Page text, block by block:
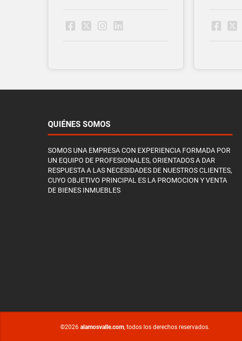
QUIÉNES SOMOS
SOMOS UNA EMPRESA CON EXPERIENCIA FORMADA POR
UN EQUIPO DE PROFESIONALES, ORIENTADOS A DAR
RESPUESTA A LAS NECESIDADES DE NUESTROS CLIENTES,
CUYO OBJETIVO PRINCIPAL ES LA PROMOCION Y VENTA
DE BIENES INMUEBLES
©2026 alamosvalle.com, todos los derechos reservados.